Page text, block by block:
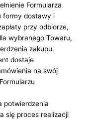
Formularza
formy dostawy i
przy odbiorze,
wybranego Towaru,
zakupu.
dostaje
na swój
potwierdzenia
się proces realizacji